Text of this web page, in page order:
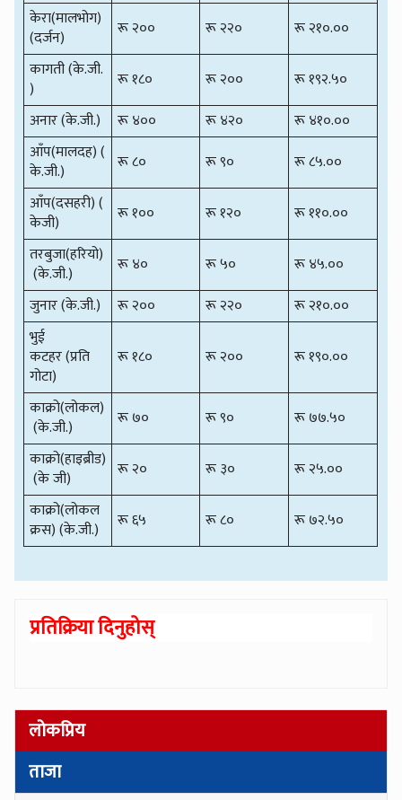
केरा(मालभोग)
(दर्जन)
रू २०० रू २२०
रू २१०.००
कागती (के.जी.
)
रू १८० रू २००
रू १९२.५०
अनार (के.जी.)
रू ४०० रू ४२०
रू ४१०.००
आँप(मालदह) (
के.जी.)
रू ८० रू ९०
रू ८५.००
आँप(दसहरी) (
केजी)
रू १०० रू १२०
रू ११०.००
तरबुजा(हरियो)
(के.जी.)
रू ४० रू ५०
रू ४५.००
जुनार (के.जी.)
रू २०० रू २२०
रू २१०.००
भुई
कटहर (प्रति
गोटा)
रू १८० रू २०० रू १९०.००
काक्रो(लोकल)
(के.जी.)
रू ७० रू ९०
रू ७७.५०
काक्रो(हाइब्रीड)
(के जी)
रू २० रू ३०
रू २५.००
काक्रो(लोकल
क्रस) (के.जी.)
रू ६५ रू ८० रू ७२.५०
प्रतिक्रिया दिनुहोस्
लोकप्रिय
ताजा